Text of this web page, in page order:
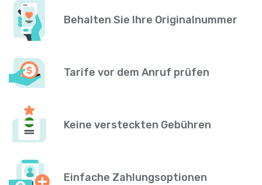
Behalten Sie Ihre Originalnummer
Tarife vor dem Anruf prüfen
Keine versteckten Gebühren
Einfache Zahlungsoptionen